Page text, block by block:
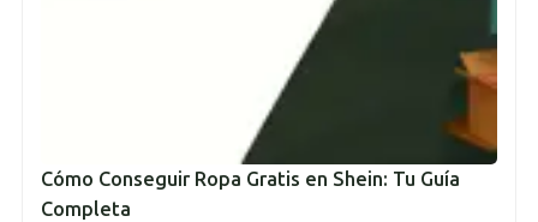
Cómo Conseguir Ropa Gratis en Shein: Tu Guía
Completa